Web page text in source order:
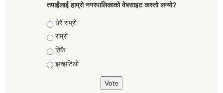
तपाईंलाई हाम्रो नगरपालिकाको वेबसाइट कस्तो लग्यो?
Choices
धेरै राम्रो
राम्रो
ठिकै
झन्झटिलो